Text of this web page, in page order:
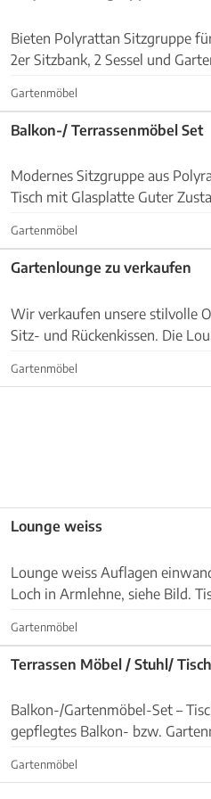
Bieten Polyrattan Sitzgruppe
2er Sitzbank, 2 Sessel und
Gartenmöbel
Balkon-/ Terrassenmöbel Set
Modernes Sitzgruppe aus
Gartenmöbel
Gartenlounge zu verkaufen
Wir verkaufen unsere stilvolle
Sitz- und Rückenkissen. Die
Gartenmöbel
Lounge weiss
Lounge weiss Auflagen einwandfrei, abnehm- und waschbar, frisch gewaschen
Loch in Armlehne, siehe Bild. Tisch
Gartenmöbel
Terrassen Möbel / Stuhl/ Tisch
Balkon-/Gartenmöbel-Set – Tisch & 2
gepflegtes Balkon- bzw.
Gartenmöbel